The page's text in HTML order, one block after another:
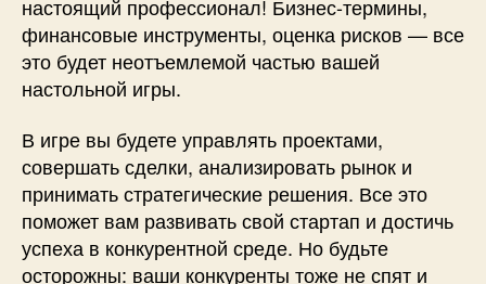
настоящий профессионал! Бизнес-термины,
финансовые инструменты, оценка рисков — все
это будет неотъемлемой частью вашей
настольной игры.
В игре вы будете управлять проектами,
совершать сделки, анализировать рынок и
принимать стратегические решения. Все это
поможет вам развивать свой стартап и достичь
успеха в конкурентной среде. Но будьте
осторожны: ваши конкуренты тоже не спят и